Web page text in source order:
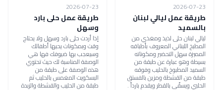
2026-07-23
طريقة عمل ليالي لبنان
بالسميد
ليالي لبنان حلى لذيذ ومغذي من
المطبخ اللبناني المعروف بأطباقه
المميزة سهل التحضير ومكوناته
بسيطة وهو عبارة عن طبقة من
السميد المطبوخ بالحليب وفوقه
طبقة من القشطة ومزين بالفستق
الحلبي ويسقّى بالقطر ويقدم بارداً .
2026-07-23
طريقة عمل حلى بارد
وسهل
إذا أردت حلى بارد وسهل ولا يحتاج
وقت وبمكونات يحبها أطفالك
وسيعجب بها ضيوفك فها هي
الوصفة المناسبة لك حيث تحتوي
هذه الوصفة على طبقة من
البسكويت المغمس بالحليب ثم
طبقة من الحليب والقشطة والزبدة